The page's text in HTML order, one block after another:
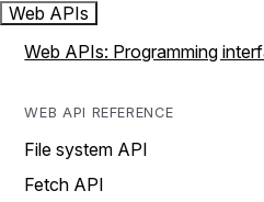
Web APIs
Web APIs: Programming
WEB API REFERENCE
File system API
Fetch API